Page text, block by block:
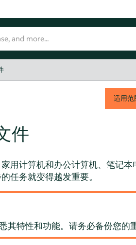
适用范
件
用计算机和办公计算机、笔记
任务就变得越发重要。
特性和功能。请务必备份您的